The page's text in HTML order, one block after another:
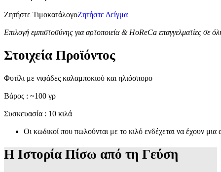
Ζητήστε ΤιμοκατάλογοΖητήστε Δείγμα
Επιλογή εμπιστοσύνης για αρτοποιεία & HoReCa επαγγελματίες σε
Στοιχεία Προϊόντος
Φυτίλι με νιφάδες καλαμποκιού και ηλιόσπορο
Βάρος : ~100 γρ
Συσκευασία : 10 κιλά
Οι κωδικοί που πωλούνται με το κιλό ενδέχεται να έχουν
Η Ιστορία Πίσω από τη Γεύση